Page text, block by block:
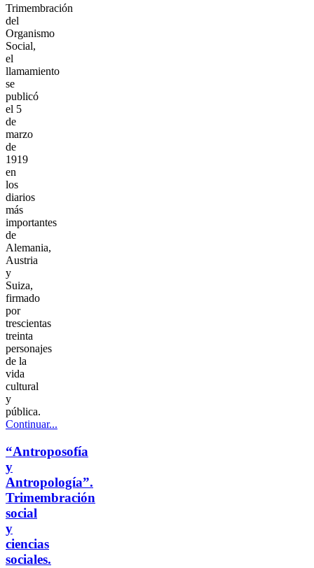
Trimembración
del
Organismo
Social,
el
llamamiento
se
publicó
el 5
de
marzo
de
1919
en
los
diarios
más
importantes
de
Alemania,
Austria
y
Suiza,
firmado
por
trescientas
treinta
personajes
de la
vida
cultural
y
pública.
Continuar...
“Antroposofía
y
Antropología”.
Trimembración
social
y
ciencias
sociales.